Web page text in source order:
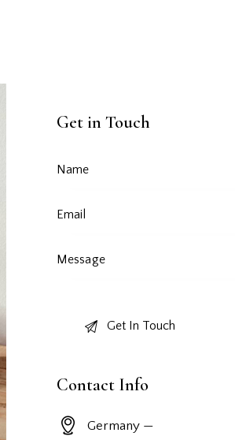
Get in Touch
Contact Info
Germany —